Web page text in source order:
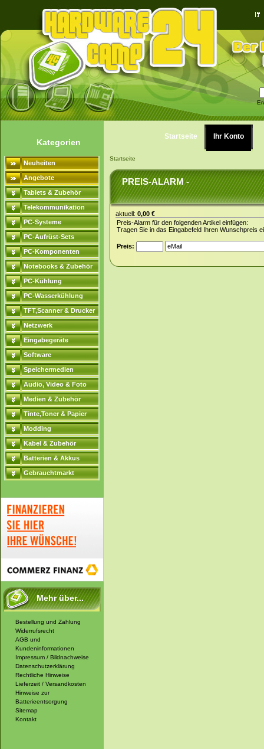
Kategorien
Neuheiten
Angebote
Tablets & Zubehör
Telekommunikation
PC-Systeme
PC-Aufrüst-Sets
PC-Komponenten
Notebooks & Zubehör
PC-Kühlung
PC-Wasserkühlung
TFT,Scanner & Drucker
Netzwerk
Eingabegeräte
Software
Speichermedien
Audio, Video & Foto
Medien & Zubehör
Tinte,Toner & Papier
Modding
Kabel & Zubehör
Batterien & Akkus
Gebrauchtmarkt
Mehr über...
Bestellung und Zahlung
Widerrufsrecht
AGB und
Kundeninformationen
Impressum / Bildnachweise
Datenschutzerklärung
Rechtliche Hinweise
Lieferzeit / Versandkosten
Hinweise zur
Batterieentsorgung
Sitemap
Kontakt
Startseite Ihr Konto
Startseite
PREIS-ALARM -
aktuell: 0,00 €
Preis-Alarm für den folgenden Artikel einfügen:
Tragen Sie in das Eingabefeld Ihren Wunschpreis
Preis: